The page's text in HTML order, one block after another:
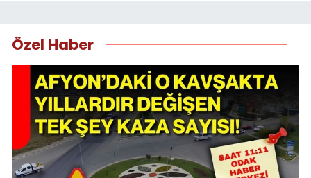
Özel Haber